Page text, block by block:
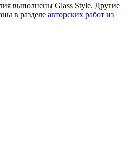
выполнены Glass Style. Другие
в разделе авторских работ из